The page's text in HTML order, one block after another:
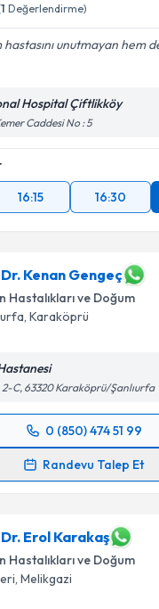
1 Değerlendirme)
unutmayan hem
Hospital Çiftlikköy
Caddesi No : 5
16:15 16:30
Kenan Gengeç
Hastalıkları ve Doğum
, Karaköprü
2-C, 63320 Karaköprü/Şanlıurfa
0 (850) 474 51 99
Randevu Talep Et
Takvimi Talebi
e-posta ile
Erol Karakaş
Hastalıkları ve Doğum
, Melikgazi